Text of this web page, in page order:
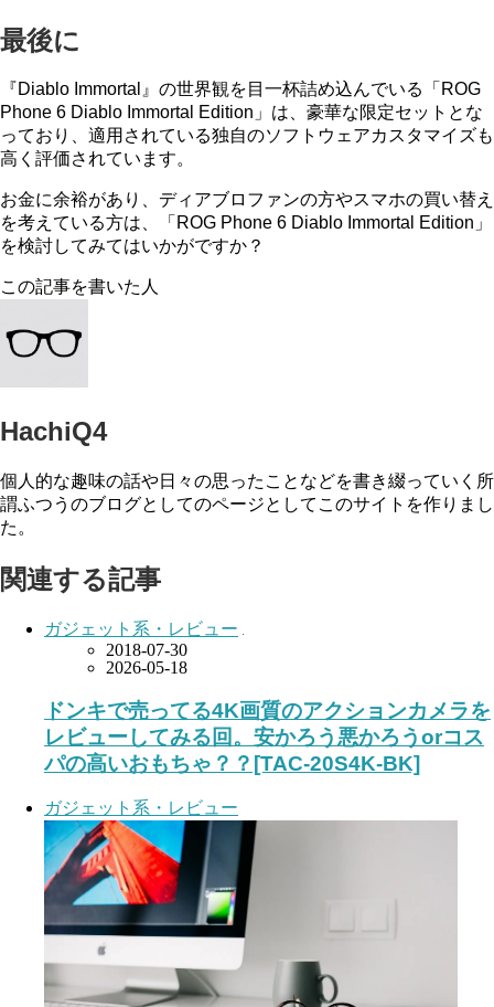
最後に
『Diablo Immortal』の世界観を目一杯詰め込んでいる「ROG
Phone 6 Diablo Immortal Edition」は、豪華な限定セットとな
っており、適用されている独自のソフトウェアカスタマイズも
高く評価されています。
お金に余裕があり、ディアブロファンの方やスマホの買い替え
を考えている方は、「ROG Phone 6 Diablo Immortal Edition」
を検討してみてはいかがですか？
この記事を書いた人
HachiQ4
個人的な趣味の話や日々の思ったことなどを書き綴っていく所
謂ふつうのブログとしてのページとしてこのサイトを作りまし
た。
関連する記事
ガジェット系・レビュー
2018-07-30
2026-05-18
ドンキで売ってる4K画質のアクションカメラを
レビューしてみる回。安かろう悪かろうorコス
パの高いおもちゃ？？[TAC-20S4K-BK]
ガジェット系・レビュー